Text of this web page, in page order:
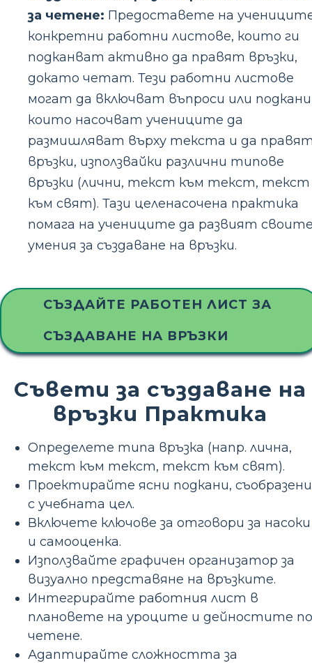
за четене: Предоставете на
конкретни работни листове, които ги
подканват активно да правят връзки,
докато четат. Тези работни листове
могат да включват въпроси или
които насочват учениците да
размишляват върху текста и да
връзки, използвайки различни типове
връзки (лични, текст към текст, текст
към свят). Тази целенасочена практика
помага на учениците да развият
умения за създаване на връзки.
СЪЗДАЙТЕ РАБОТЕН ЛИСТ ЗА
СЪЗДАВАНЕ НА ВРЪЗКИ
Съвети за създаване на
връзки Практика
Определете типа връзка (напр. лична,
текст към текст, текст към свят).
Проектирайте ясни подкани, съобразени
с учебната цел.
Включете ключове за отговори за насоки
и самооценка.
Използвайте графичен организатор за
визуално представяне на връзките.
Интегрирайте работния лист в
плановете на уроците и дейностите по
четене.
Адаптирайте сложността за